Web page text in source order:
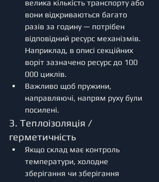
велика кількість транспорту або
вони відкриваються багато
разів за годину — потрібен
відповідний ресурс механізмів.
Наприклад, в описі секційних
воріт зазначено ресурс до 100
000 циклів.
Важливо щоб пружини,
направляючі, напрям руху були
посилені.
3. Теплоізоляція /
герметичність
Якщо склад має контроль
температури, холодне
зберігання чи зберігання